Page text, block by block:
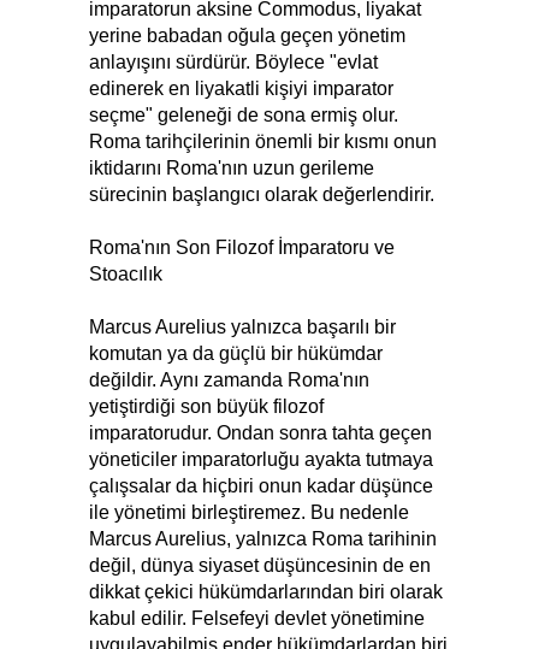
imparatorun aksine Commodus, liyakat
yerine babadan oğula geçen yönetim
anlayışını sürdürür. Böylece "evlat
edinerek en liyakatli kişiyi imparator
seçme" geleneği de sona ermiş olur.
Roma tarihçilerinin önemli bir kısmı onun
iktidarını Roma'nın uzun gerileme
sürecinin başlangıcı olarak değerlendirir.
Roma'nın Son Filozof İmparatoru ve
Stoacılık
Marcus Aurelius yalnızca başarılı bir
komutan ya da güçlü bir hükümdar
değildir. Aynı zamanda Roma'nın
yetiştirdiği son büyük filozof
imparatorudur. Ondan sonra tahta geçen
yöneticiler imparatorluğu ayakta tutmaya
çalışsalar da hiçbiri onun kadar düşünce
ile yönetimi birleştiremez. Bu nedenle
Marcus Aurelius, yalnızca Roma tarihinin
değil, dünya siyaset düşüncesinin de en
dikkat çekici hükümdarlarından biri olarak
kabul edilir. Felsefeyi devlet yönetimine
uygulayabilmiş ender hükümdarlardan biri